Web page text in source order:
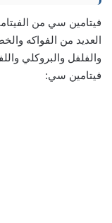
فيتامين سي من
العديد من الفواكه
والفلفل والبروكلي
فيتامين سي: